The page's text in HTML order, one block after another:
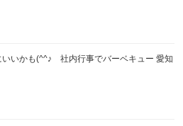
いいかも(^^♪ 社内行事でバーベキュー 愛知